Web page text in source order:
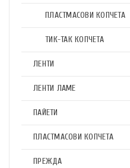
ПЛАСТМАСОВИ КОПЧЕТА
ТИК-ТАК КОПЧЕТА
ЛЕНТИ
ЛЕНТИ ЛАМЕ
ПАЙЕТИ
ПЛАСТМАСОВИ КОПЧЕТА
ПРЕЖДА